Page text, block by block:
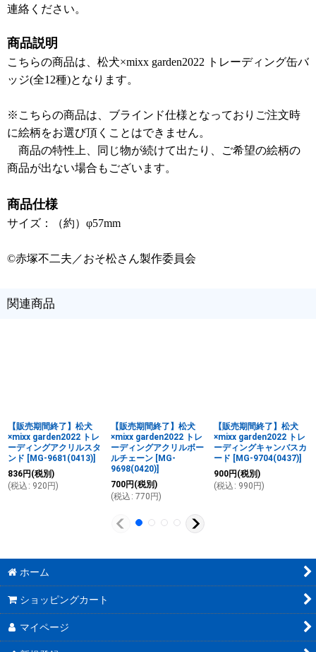
連絡ください。
商品説明
こちらの商品は、松犬×mixx garden2022 トレーディング缶バ
ッジ(全12種)となります。
※こちらの商品は、ブラインド仕様となっておりご注文時
に絵柄をお選び頂くことはできません。
商品の特性上、同じ物が続けて出たり、ご希望の絵柄の
商品が出ない場合もございます。
商品仕様
サイズ：（約）φ57mm
©赤塚不二夫／おそ松さん製作委員会
関連商品
【販売期間終了】松犬
×mixx garden2022 トレ
ーディングアクリルスタ
ンド [MG-9681(0413)]
836円 (税別)
(税込 : 920 円)
【販売期間終了】松犬
×mixx garden2022 トレ
ーディングアクリルボー
ルチェーン [MG-
9698(0420)]
700円 (税別)
(税込 : 770 円)
【販売期間終了】松犬
×mixx garden2022 トレ
ーディングキャンバスカ
ード [MG-9704(0437)]
900円 (税別)
(税込 : 990 円)
ホーム
ショッピングカート
マイページ